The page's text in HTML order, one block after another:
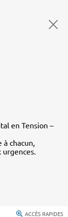
en Tension –
chacun,
ACCÈS RAPIDES